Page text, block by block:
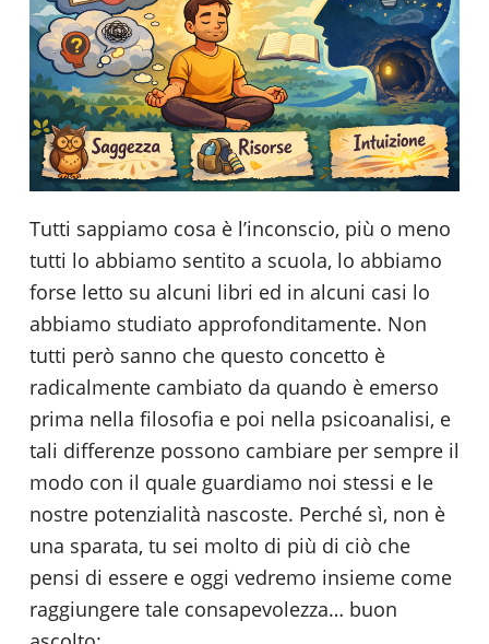
Tutti sappiamo cosa è l’inconscio, più o meno
tutti lo abbiamo sentito a scuola, lo abbiamo
forse letto su alcuni libri ed in alcuni casi lo
abbiamo studiato approfonditamente. Non
tutti però sanno che questo concetto è
radicalmente cambiato da quando è emerso
prima nella filosofia e poi nella psicoanalisi, e
tali differenze possono cambiare per sempre il
modo con il quale guardiamo noi stessi e le
nostre potenzialità nascoste. Perché sì, non è
una sparata, tu sei molto di più di ciò che
pensi di essere e oggi vedremo insieme come
raggiungere tale consapevolezza… buon